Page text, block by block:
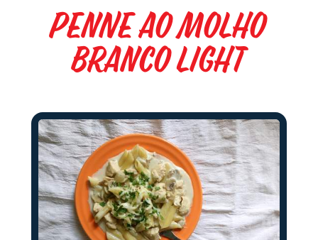
Penne ao molho
branco light